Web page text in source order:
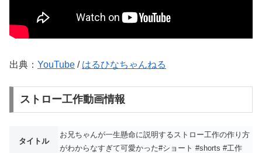
出典： YouTube / はるひなちゃんねる
ストロー工作動画情報
タイトル
お兄ちゃんが一生懸命に説明するストロー工作の作り方
がわからなすぎて可愛かった#ショート #shorts #工作